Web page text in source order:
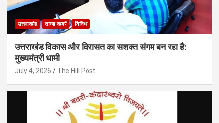
उत्तराखंड ताजा खबरें विविध
उत्तराखंड विकास और विरासत का सशक्त संगम बन रहा है:
मुख्यमंत्री धामी
July 4, 2026 The Hill Post